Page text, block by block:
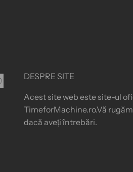
DESPRE SITE
Acest site web este site-ul
TimeforMachine.ro.Vă
dacă aveți întrebări.